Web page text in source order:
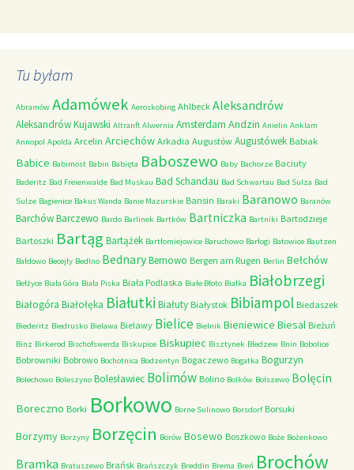
Tu byłam
Abramów Adamówek Aeroskobing Ahlbeck Aleksandrów
Aleksandrów Kujawski Altranft Alwernia Amsterdam Andzin Anielin Anklam
Annopol Apolda Arcelin Arciechów Arkadia Augustów Augustówek Babiak
Babice Babimost Babin Babięta Baboszewo Baby Bachorze Baciuty
Baderitz Bad Freienwalde Bad Muskau Bad Schandau Bad Schwartau Bad Sulza Bad
Sulze Bagienice Bakus Wanda Banie Mazurskie Bansin Baraki Baranowo Baranów
BarchówBarczewo Bardo Barlinek Bartków Bartniczka Bartniki Bartodzieje
Bartoszki Bartąg Bartążek Bartłomiejowice Baruchowo Barłogi Batowice Bautzen
Bałdowo Becejły Bedlno BednaryBemowo Bergen am Rugen Berlin Bełchów
Bełżyce Biała Góra Biała Piska Biała Podlaska Białe Błoto Białka Białobrzegi
Białogóra Białołęka Białutki Białuty Białystok Bibiampol Biedaszek
Biederitz Biedrusko Bielawa Bielawy Bielice Bielnik Bieniewice Biesal Bieżuń
Binz Birkerod Bischofswerda Biskupice Biskupiec Bisztynek Bledzew Bnin Bobolice
Bobrowniki Bobrowo Bochotnica Bodzentyn Bogaczewo Bogatka Bogurzyn
Bolechowo Boleszyno Bolesławiec Bolimów Bolino Bolków Bolszewo Bolęcin
Boreczno Borki Borkowo Borne Sulinowo Borsdorf Borsuki
Borzymy Borzyny Borzęcin Borów Bosewo Boszkowo Boże Bożenkowo
Bramka Bratuszewo Brańsk Brańszczyk Breddin Brema Breń Brochów